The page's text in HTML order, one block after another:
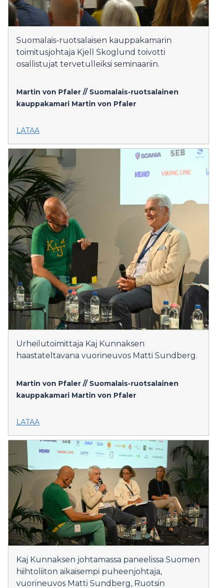
Suomalais-ruotsalaisen kauppakamarin
toimitusjohtaja Kjell Skoglund toivotti
osallistujat tervetulleiksi seminaariin.
Martin von Pfaler // Suomalais-ruotsalainen
kauppakamari Martin von Pfaler
LATAA
Urheilutoimittaja Kaj Kunnaksen
haastateltavana vuorineuvos Matti Sundberg.
Martin von Pfaler // Suomalais-ruotsalainen
kauppakamari Martin von Pfaler
LATAA
Kaj Kunnaksen johtamassa paneelissa Suomen
hiihtoliiton aikaisempi puheenjohtaja,
vuorineuvos Matti Sundberg, Ruotsin